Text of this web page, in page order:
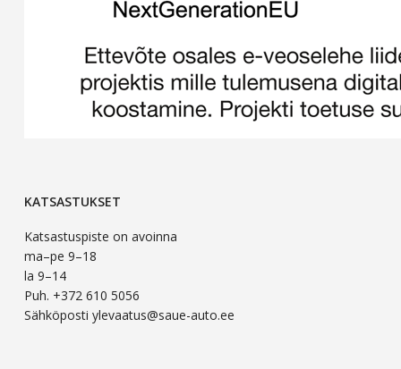
KATSASTUKSET
Katsastuspiste on avoinna
ma–pe 9–18
la 9–14
Puh. +372 610 5056
Sähköposti ylevaatus@saue-auto.ee